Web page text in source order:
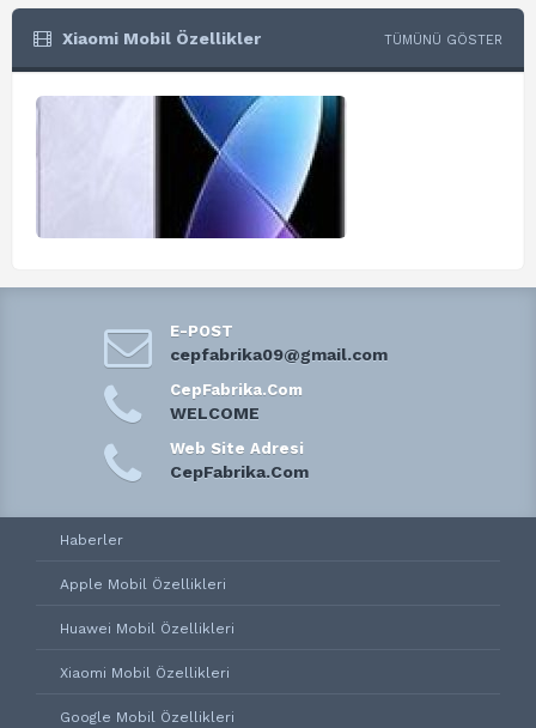
Xiaomi Mobil Özellikler TÜMÜNÜ GÖSTER
E-POST
cepfabrika09@gmail.com
CepFabrika.Com
WELCOME
Web Site Adresi
CepFabrika.Com
Haberler
Apple Mobil Özellikleri
Huawei Mobil Özellikleri
Xiaomi Mobil Özellikleri
Google Mobil Özellikleri